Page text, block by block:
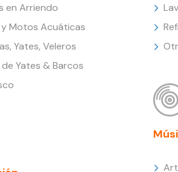
en Arriendo
Motos Acuáticas
Yates, Veleros
Yates & Barcos